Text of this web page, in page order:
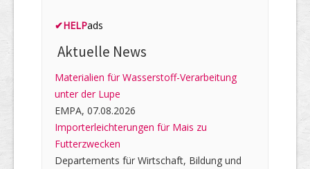
✔HELPads
Aktuelle News
Materialien für Wasserstoff-Verarbeitung
unter der Lupe
EMPA, 07.08.2026
Importerleichterungen für Mais zu
Futterzwecken
Departements für Wirtschaft, Bildung und